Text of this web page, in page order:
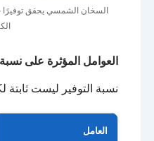
العوامل المؤثرة على نسبة
نسبة التوفير ليست
العامل